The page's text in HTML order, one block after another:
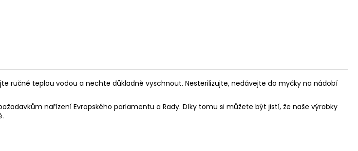
ručně teplou vodou a nechte důkladně vyschnout. Nesterilizujte, nedávejte do myčky na nádobí
nařízení Evropského parlamentu a Rady. Díky tomu si můžete být jistí, že naše výrobky